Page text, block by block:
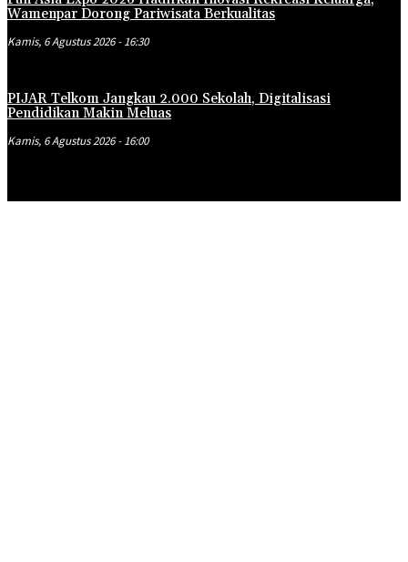
Wamenpar Dorong Pariwisata Berkualitas
Kamis, 6 Agustus 2026 - 16:30
PIJAR Telkom Jangkau 2.000 Sekolah, Digitalisasi
Pendidikan Makin Meluas
Kamis, 6 Agustus 2026 - 16:00